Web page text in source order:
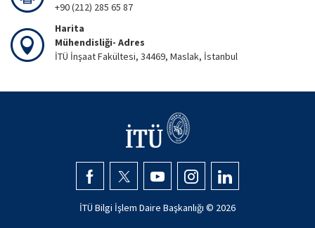
+90 (212) 285 65 87
Harita
Mühendisliği- Adres
İTÜ İnşaat Fakültesi, 34469, Maslak, İstanbul
İTÜ Bilgi İşlem Daire Başkanlığı © 2026